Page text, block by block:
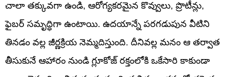
చాలా తక్కువగా ఉండి, ఆరోగ్యకరమైన కొవ్వులు, ప్రొటీన్లు,
ఫైబర్ సమృద్ధిగా ఉంటాయి. ఉదయాన్నే పరగడుపున వీటిని
తినడం వల్ల జీర్ణక్రియ నెమ్మదిస్తుంది. దీనివల్ల మనం ఆ తర్వాత
తీసుకునే ఆహారం నుండి గ్లూకోజ్ రక్తంలోకి ఒకేసారి కాకుండా